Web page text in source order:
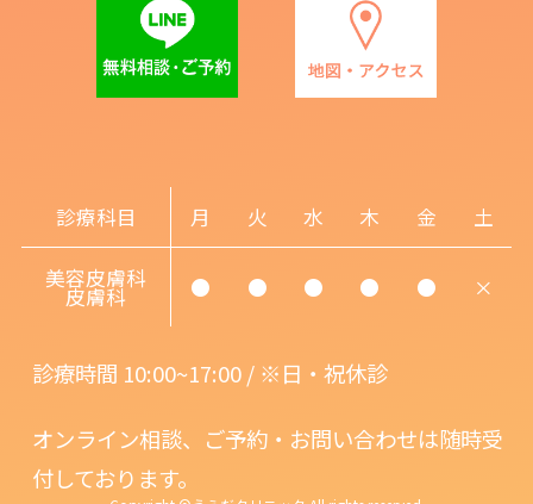
診療科目 月 火 水 木 金 土
美容皮膚科
皮膚科 ● ● ● ● ● ×
診療時間 10:00~17:00 / ※日・祝休診
オンライン相談、ご予約・お問い合わせは随時受
付しております。